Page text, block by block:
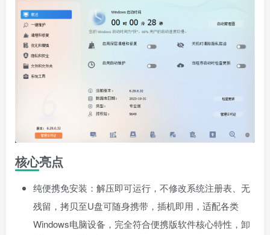
核心亮点
纯便携免安装：解压即可运行，不修改系统注册表、无
残留，拷贝至U盘可随身携带，插机即用，适配各类
Windows电脑设备，完全符合便携版软件核心特性，卸